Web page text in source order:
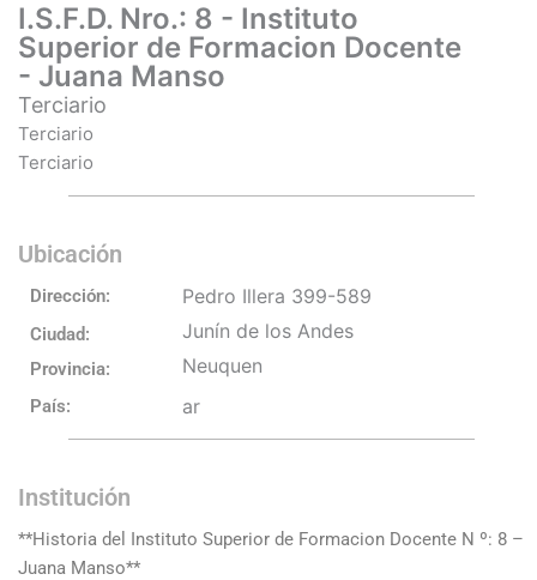
I.S.F.D. Nro.: 8 - Instituto
Superior de Formacion Docente
- Juana Manso
Terciario
Terciario
Terciario
Ubicación
Dirección: Pedro Illera 399-589
Ciudad: Junín de los Andes
Provincia: Neuquen
País: ar
Institución
**Historia del Instituto Superior de Formacion Docente N º: 8 –
Juana Manso**